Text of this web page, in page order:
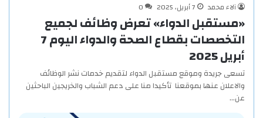
آلاء محمد
7 أبريل، 2025 0
«مستقبل الدواء» تعرض وظائف لجميع
التخصصات بقطاع الصحة والدواء اليوم 7
أبريل 2025
تسعى جريدة وموقع مستقبل الدواء لتقديم خدمات نشر الوظائف
والاعلان عنها بموقعنا تأكيدا منا على دعم الشباب والخريجين الباحثين
عن…